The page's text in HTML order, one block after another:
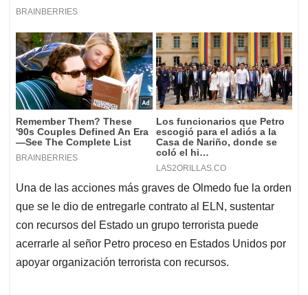
Una de las acciones más graves de Olmedo fue la orden
que se le dio de entregarle contrato al ELN, sustentar
con recursos del Estado un grupo terrorista puede
acerrarle al señor Petro proceso en Estados Unidos por
apoyar organización terrorista con recursos.